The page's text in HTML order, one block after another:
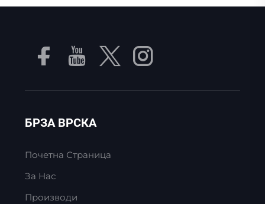
БРЗА ВРСКА
Почетна Страница
За Нас
Производи